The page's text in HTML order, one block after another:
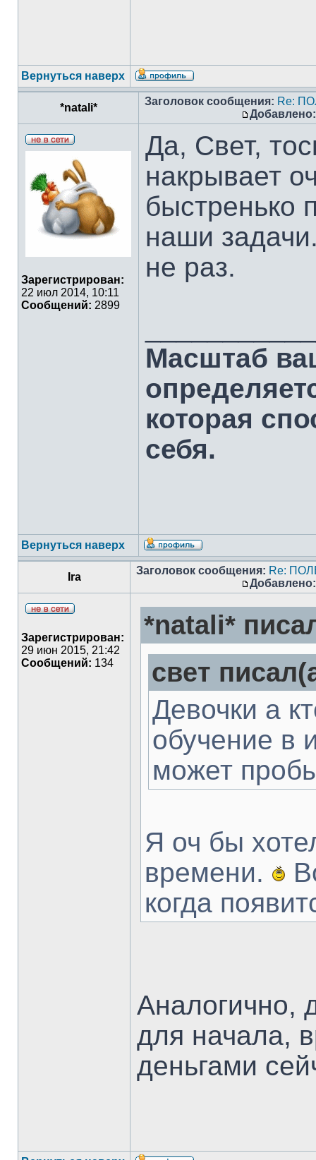
Вернуться наверх
*natali*
Заголовок сообщения: Re:
Добавлено:
Зарегистрирован:
22 июл 2014, 10:11
Сообщений: 2899
Да, Свет,
накрывает
быстренько
наши
не раз.
Масштаб
которая
себя.
Вернуться наверх
Ira
Заголовок сообщения: Re:
Добавлено:
Зарегистрирован:
29 июн 2015, 21:42
Сообщений: 134
*natali*
свет
Девочки а
обучение в
может
Я оч бы
времени.
когда
Аналогично,
для начала,
деньгами